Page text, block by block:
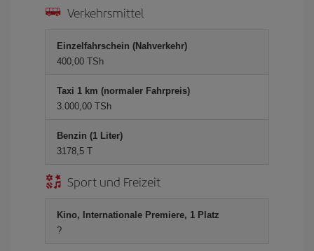
Verkehrsmittel
Einzelfahrschein (Nahverkehr)
400,00 TSh
Taxi 1 km (normaler Fahrpreis)
3.000,00 TSh
Benzin (1 Liter)
3178,5 T
Sport und Freizeit
Kino, Internationale Premiere, 1 Platz
?